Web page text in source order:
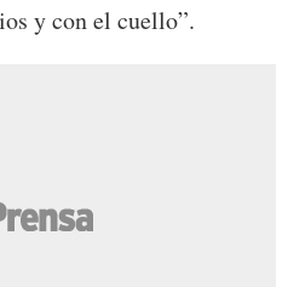
y con el cuello”.